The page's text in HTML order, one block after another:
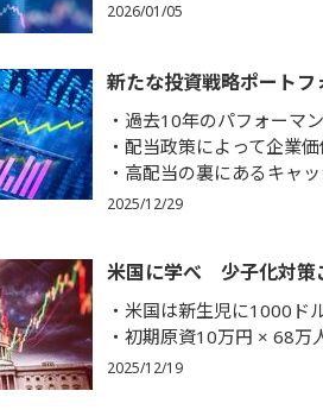
2026/01/05
新たな投資戦略ポート
過去10年のパフォーマ
配当政策によって企業
高配当の裏にあるキャ
2025/12/29
米国に学べ 少子化対
米国は新生児に1000ド
初期原資10万円 × 68万
2025/12/19